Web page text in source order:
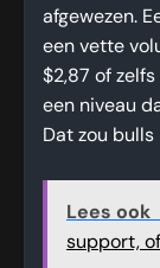
afgewezen.
een vette
$2,87 of
een niveau
Dat zou
Lees ook
support,